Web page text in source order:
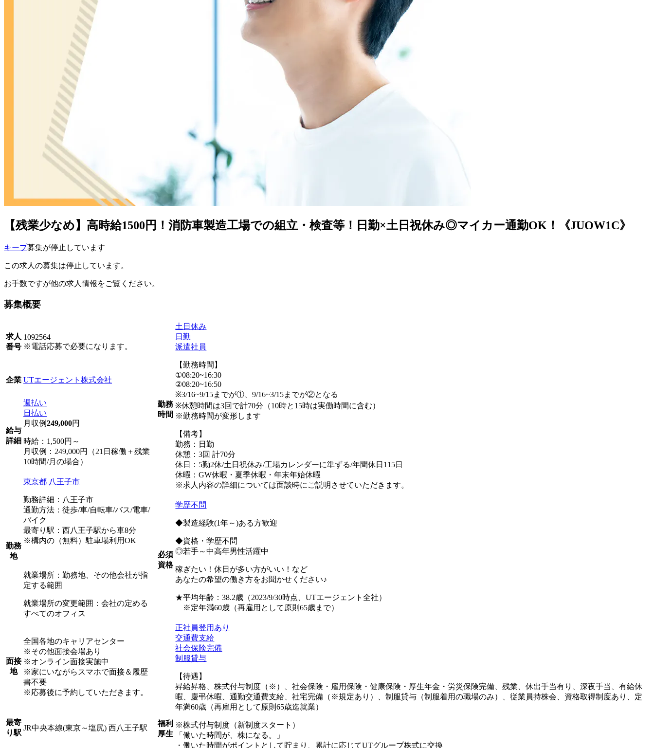
【残業少なめ】高時給1500円！消防車製造工場での組立・検査等！日勤×土日祝休み◎マイカー通勤OK！《JUOW1C》
キープ募集が停止しています
この求人の募集は停止しています。
お手数ですが他の求人情報をご覧ください。
募集概要
求人
番号
1092564
※電話応募で必要になります。
企業 UTエージェント株式会社
給与
詳細
週払い
日払い
月収例249,000円
時給：1,500円～
月収例：249,000円（21日稼働＋残業
10時間/月の場合）
勤務
地
東京都 八王子市
勤務詳細：八王子市
通勤方法：徒歩/車/自転車/バス/電車/
バイク
最寄り駅：西八王子駅から車8分
※構内の（無料）駐車場利用OK
就業場所：勤務地、その他会社が指
定する範囲
就業場所の変更範囲：会社の定める
すべてのオフィス
面接
地
全国各地のキャリアセンター
※その他面接会場あり
※オンライン面接実施中
※家にいながらスマホで面接＆履歴
書不要
※応募後に予約していただきます。
最寄
り駅
JR中央本線(東京～塩尻) 西八王子駅
勤務
時間
土日休み
日勤
派遣社員
【勤務時間】
①08:20~16:30
②08:20~16:50
※3/16~9/15までが①、9/16~3/15までが②となる
※休憩時間は3回で計70分（10時と15時は実働時間に含む）
※勤務時間が変形します
【備考】
勤務：日勤
休憩：3回 計70分
休日：5勤2休/土日祝休み/工場カレンダーに準ずる/年間休日115日
休暇：GW休暇・夏季休暇・年末年始休暇
※求人内容の詳細については面談時にご説明させていただきます。
必須
資格
学歴不問
◆製造経験(1年～)ある方歓迎
◆資格・学歴不問
◎若手～中高年男性活躍中
稼ぎたい！休日が多い方がいい！など
あなたの希望の働き方をお聞かせください♪
★平均年齢：38.2歳（2023/9/30時点、UTエージェント全社）
※定年満60歳（再雇用として原則65歳まで）
福利
厚生
正社員登用あり
交通費支給
社会保険完備
制服貸与
【待遇】
昇給昇格、株式付与制度（※）、社会保険・雇用保険・健康保険・厚生年金・労災保険完備、残業、休出手当有り、深夜手当、有給休
暇、慶弔休暇、通勤交通費支給、社宅完備（※規定あり）、制服貸与（制服着用の職場のみ）、従業員持株会、資格取得制度あり、定
年満60歳（再雇用として原則65歳迄就業）
※株式付与制度（新制度スタート）
「働いた時間が、株になる。」
・働いた時間がポイントとして貯まり、累計に応じてUTグループ株式に交換